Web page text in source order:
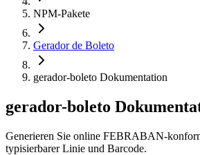
NPM-Pakete
Gerador de Boleto
gerador-boleto Dokumentation
gerador-boleto
Generieren Sie online FEBRABAN-
typisierbarer Linie und Barcode.